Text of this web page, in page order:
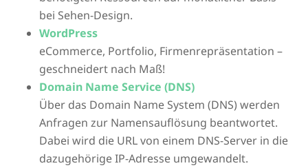
bei Sehen-Design.
WordPress
eCommerce, Portfolio, Firmenrepräsentation –
geschneidert nach Maß!
Domain Name Service (DNS)
Über das Domain Name System (DNS) werden
Anfragen zur Namensauflösung beantwortet.
Dabei wird die URL von einem DNS-Server in die
dazugehörige IP-Adresse umgewandelt.